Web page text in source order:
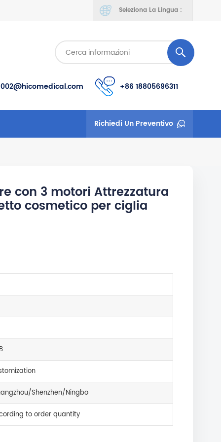
Seleziona La Lingua :
+86 18805696311
Richiedi Un Preventivo
con 3 motori Attrezzatura
cosmetico per ciglia
Shenzhen/Ningbo
to order quantity